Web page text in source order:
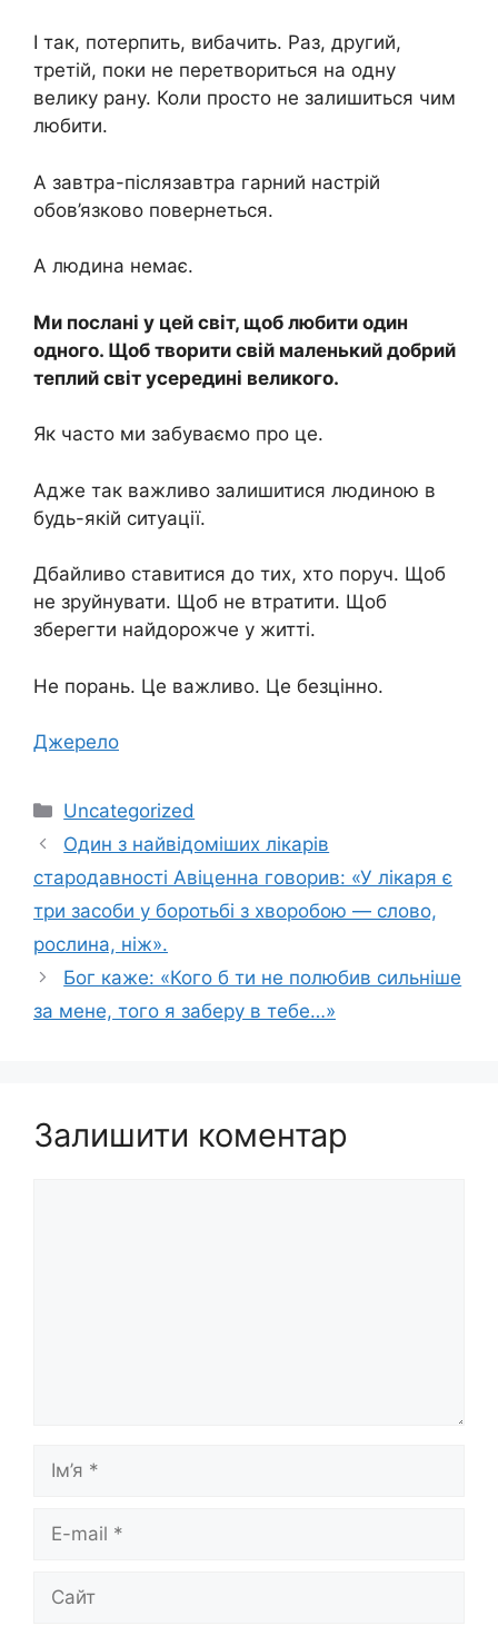
І так, потерпить, вибачить. Раз, другий,
третій, поки не перетвориться на одну
велику рану. Коли просто не залишиться чим
любити.
А завтра-післязавтра гарний настрій
обов’язково повернеться.
А людина немає.
Ми послані у цей світ, щоб любити один
одного. Щоб творити свій маленький добрий
теплий світ усередині великого.
Як часто ми забуваємо про це.
Адже так важливо залишитися людиною в
будь-якій ситуації.
Дбайливо ставитися до тих, хто поруч. Щоб
не зруйнувати. Щоб не втратити. Щоб
зберегти найдорожче у житті.
Не порань. Це важливо. Це безцінно.
Джерело
Категорії
Uncategorized
Один з найвідоміших лікарів
стародавності Авіценна говорив: «У лікаря є
три засоби у боротьбі з хворобою — слово,
рослина, ніж».
Бог каже: «Кого б ти не полюбив сильніше
за мене, того я заберу в тебе…»
Залишити коментар
Ім’я
Сайт